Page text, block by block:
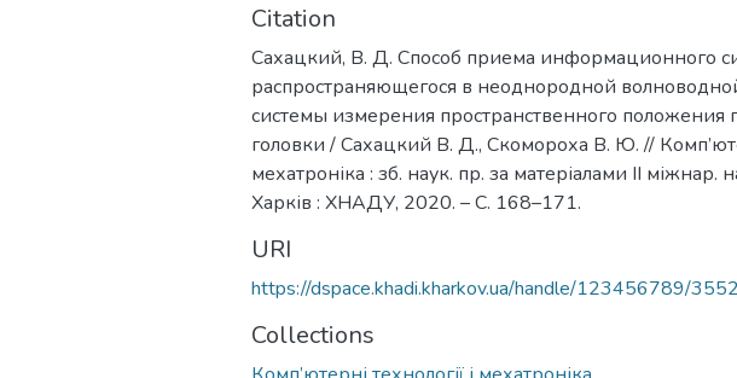
Citation
Сахацкий, В. Д. Способ приема информационного
распространяющегося в неоднородной
системы измерения пространственного
головки / Сахацкий В. Д., Скомороха В. Ю. //
мехатроніка : зб. наук. пр. за матеріалами ІІ міжнар.
Харків : ХНАДУ, 2020. – С. 168–171.
URI
https://dspace.khadi.kharkov.ua/handle/123456789/3552
Collections